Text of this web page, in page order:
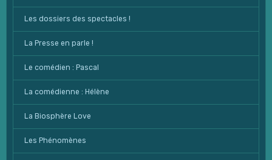
Les dossiers des spectacles !
La Presse en parle !
Le comédien : Pascal
La comédienne : Hélène
La Biosphère Love
Les Phénomènes